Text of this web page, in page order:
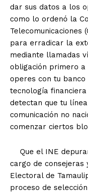
dar sus datos a los
como lo ordenó la
Telecomunicaciones
para erradicar la
mediante llamadas
obligación primero a
operes con tu banco
tecnología
detectan que tu
comunicación no
comenzar ciertos
Que el INE
cargo de
Electoral de
proceso de